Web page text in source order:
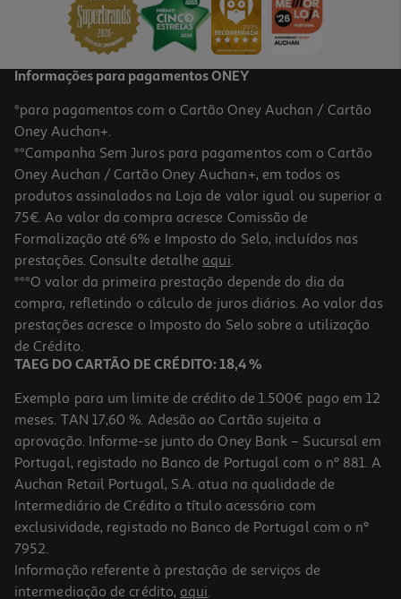
Informações para pagamentos ONEY
*para pagamentos com o Cartão Oney Auchan / Cartão
Oney Auchan+.
**Campanha Sem Juros para pagamentos com o Cartão
Oney Auchan / Cartão Oney Auchan+, em todos os
produtos assinalados na Loja de valor igual ou superior a
75€. Ao valor da compra acresce Comissão de
Formalização até 6% e Imposto do Selo, incluídos nas
prestações. Consulte detalhe aqui.
***O valor da primeira prestação depende do dia da
compra, refletindo o cálculo de juros diários. Ao valor das
prestações acresce o Imposto do Selo sobre a utilização
de Crédito.
TAEG DO CARTÃO DE CRÉDITO: 18,4 %
Exemplo para um limite de crédito de 1.500€ pago em 12
meses. TAN 17,60 %. Adesão ao Cartão sujeita a
aprovação. Informe-se junto do Oney Bank – Sucursal em
Portugal, registado no Banco de Portugal com o nº 881. A
Auchan Retail Portugal, S.A. atua na qualidade de
Intermediário de Crédito a título acessório com
exclusividade, registado no Banco de Portugal com o nº
7952.
Informação referente à prestação de serviços de
intermediação de crédito, aqui.